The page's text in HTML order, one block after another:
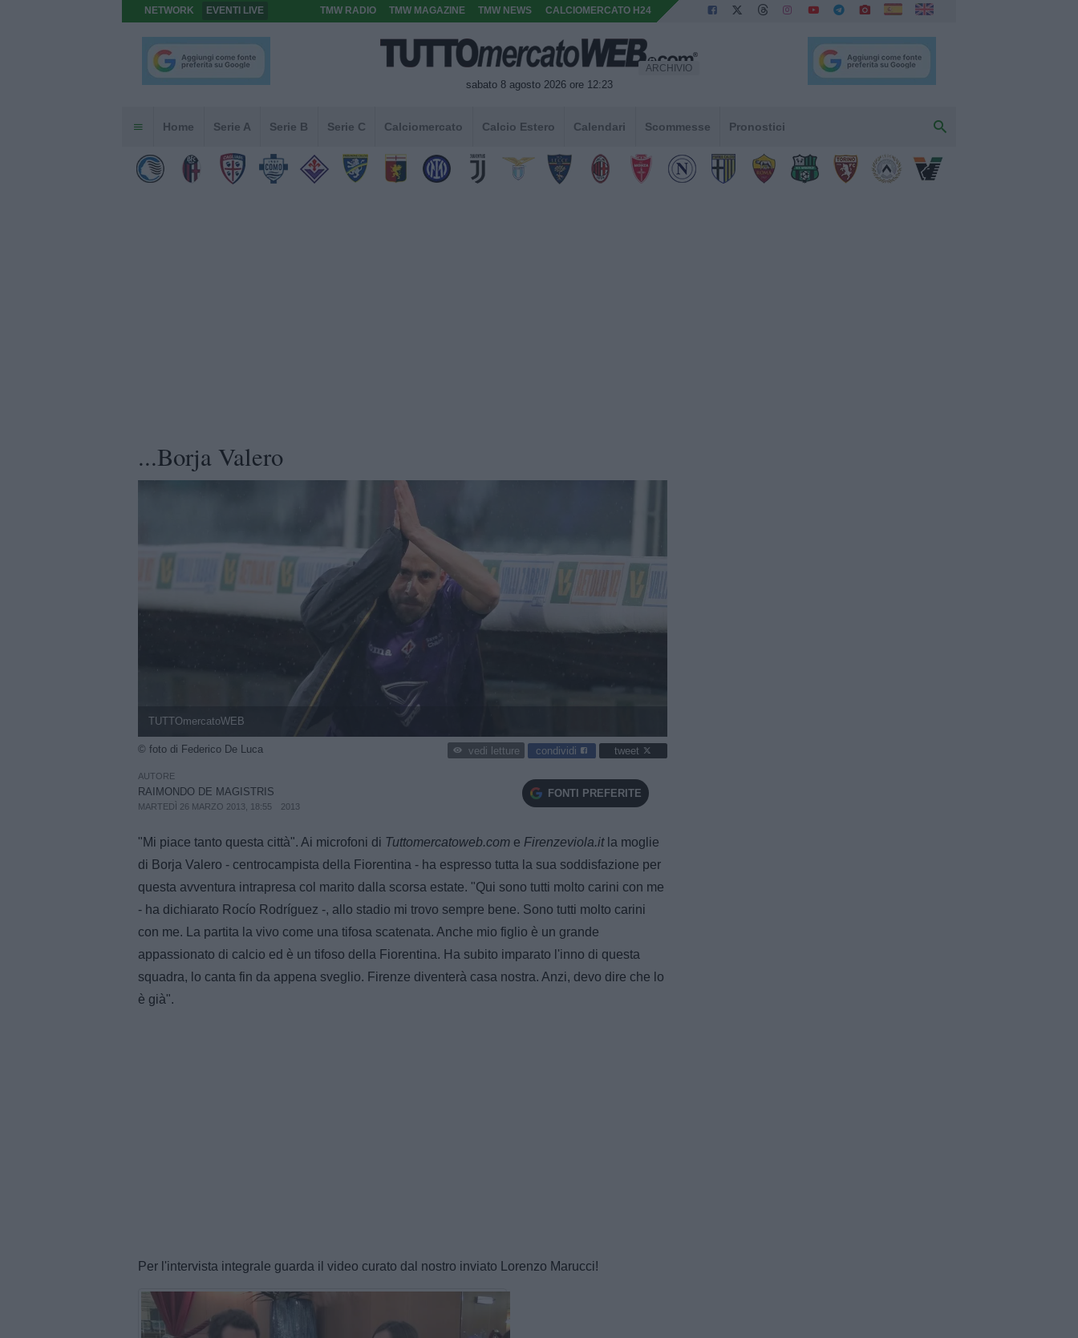
NETWORK EVENTI LIVE TMW RADIO TMW MAGAZINE TMW NEWS CALCIOMERCATO H24
sabato 8 agosto 2026 ore 12:23
ARCHIVIO
Home Serie A Serie B Serie C Calciomercato Calcio Estero Calendari Scommesse Pronostici
...Borja Valero
TUTTOmercatoWEB
© foto di Federico De Luca vedi letture condividi tweet
AUTORE
RAIMONDO DE MAGISTRIS
MARTEDÌ 26 MARZO 2013, 18:55 2013
FONTI PREFERITE
"Mi piace tanto questa città". Ai microfoni di Tuttomercatoweb.com e Firenzeviola.itla moglie
di Borja Valero - centrocampista della Fiorentina - ha espresso tutta la sua soddisfazione per
questa avventura intrapresa col marito dalla scorsa estate. "Qui sono tutti molto carini con me
- ha dichiarato Rocío Rodríguez -, allo stadio mi trovo sempre bene. Sono tutti molto carini
con me. La partita la vivo come una tifosa scatenata. Anche mio figlio è un grande
appassionato di calcio ed è un tifoso della Fiorentina. Ha subito imparato l'inno di questa
squadra, lo canta fin da appena sveglio. Firenze diventerà casa nostra. Anzi, devo dire che lo
è già".
Per l'intervista integrale guarda il video curato dal nostro inviato Lorenzo Marucci!